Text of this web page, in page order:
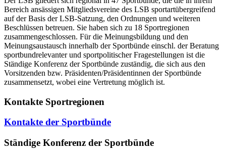
Bereich ansässigen Mitgliedsvereine des LSB sportartübergreifend
auf der Basis der LSB-Satzung, den Ordnungen und weiteren
Beschlüssen betreuen. Sie haben sich zu 18 Sportregionen
zusammengeschlossen. Für die Meinungsbildung und den
Meinungsaustausch innerhalb der Sportbünde einschl. der Beratung
sportbundrelevanter und sportpolitischer Fragestellungen ist die
Ständige Konferenz der Sportbünde zuständig, die sich aus den
Vorsitzenden bzw. Präsidenten/Präsidentinnen der Sportbünde
zusammensetzt, wobei eine Vertretung möglich ist.
Kontakte Sportregionen
Kontakte der Sportbünde
Ständige Konferenz der Sportbünde